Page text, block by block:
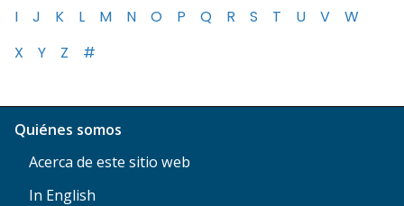
I
J K L M N O P Q R S T U V
W
X
Y Z #
Quiénes somos
Acerca de este sitio web
In English